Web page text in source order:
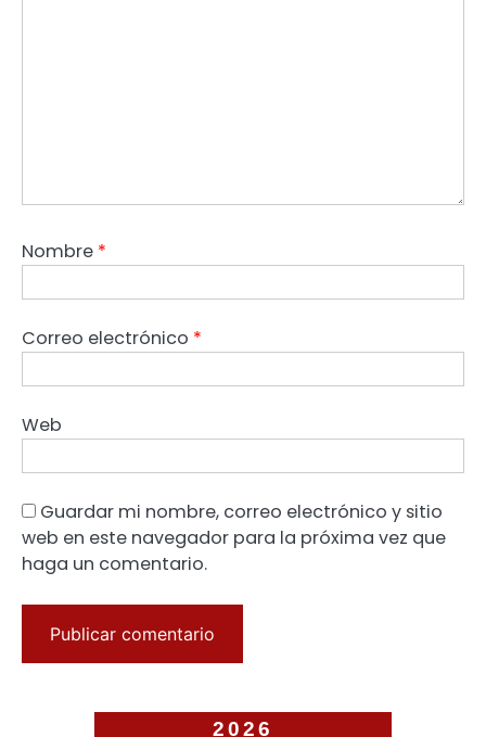
Nombre *
Correo electrónico *
Web
Guardar mi nombre, correo electrónico y sitio
web en este navegador para la próxima vez que
haga un comentario.
2026